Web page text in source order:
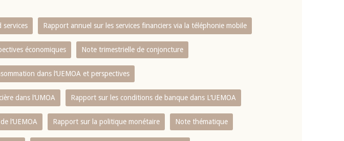
services Rapport annuel sur les services financiers via la téléphonie mobile
économiques Note trimestrielle de conjoncture
dans l‘UEMOA et perspectives
dans l‘UMOA Rapport sur les conditions de banque dans L‘UEMOA
l‘UEMOA Rapport sur la politique monétaire Note thématique